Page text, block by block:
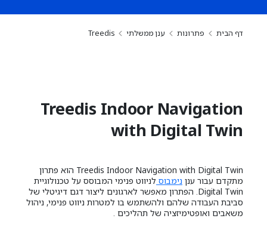
דף הבית פתרונות ענן ממשלתי Treedis
Treedis Indoor Navigation
with Digital Twin
Treedis Indoor Navigation with Digital Twin הוא פתרון
מתקדם עבור ענן נימבוס לניווט פנימי המבוסס על טכנולוגיית
Digital Twin. הפתרון מאפשר לארגונים ליצור דגם דיגיטלי של
סביבת העבודה שלהם ולהשתמש בו למטרות ניווט פנימי, ניהול
משאבים ואופטימיזציה של תהליכים .